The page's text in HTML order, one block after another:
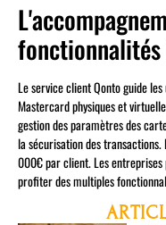
Le service client Qonto guide
Mastercard physiques et
gestion des paramètres des
la sécurisation des
000€ par client. Les entreprises
profiter des multiples